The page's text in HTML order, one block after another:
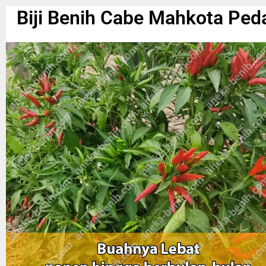
Biji Benih Cabe Mahkota